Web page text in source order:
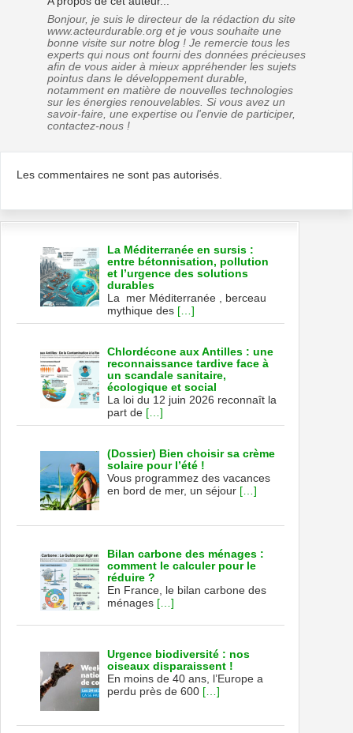
Bonjour, je suis le directeur de la rédaction du site
www.acteurdurable.org et je vous souhaite une
bonne visite sur notre blog ! Je remercie tous les
experts qui nous ont fourni des données précieuses
afin de vous aider à mieux appréhender les sujets
pointus dans le développement durable,
notamment en matière de nouvelles technologies
sur les énergies renouvelables. Si vous avez un
savoir-faire, une expertise ou l'envie de participer,
contactez-nous !
Les commentaires ne sont pas autorisés.
La Méditerranée en sursis :
entre bétonnisation, pollution
et l’urgence des solutions
durables
La mer Méditerranée , berceau
mythique des […]
Chlordécone aux Antilles : une
reconnaissance tardive face à
un scandale sanitaire,
écologique et social
La loi du 12 juin 2026 reconnaît la
part de […]
(Dossier) Bien choisir sa crème
solaire pour l’été !
Vous programmez des vacances
en bord de mer, un séjour […]
Bilan carbone des ménages :
comment le calculer pour le
réduire ?
En France, le bilan carbone des
ménages […]
Urgence biodiversité : nos
oiseaux disparaissent !
En moins de 40 ans, l’Europe a
perdu près de 600 […]